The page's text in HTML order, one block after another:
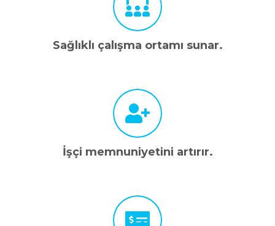
Sağlıklı çalışma ortamı sunar.
İşçi memnuniyetini artırır.